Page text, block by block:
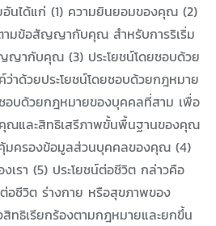
นได้แก่ (1) ความยินยอมของคุณ (2)
ามข้อสัญญากับคุณ สำหรับการริเริ่ม
ญากับคุณ (3) ประโยชน์โดยชอบด้วย
าด้วยประโยชน์โดยชอบด้วยกฎหมาย
ชอบด้วยกฎหมายของบุคคลที่สาม เพื่อ
ณและสิทธิเสรีภาพขั้นพื้นฐานของคุณ
มครองข้อมูลส่วนบุคคลของคุณ (4)
เรา (5) ประโยชน์ต่อชีวิต กล่าวคือ
อชีวิต ร่างกาย หรือสุขภาพของ
ทธิเรียกร้องตามกฎหมายและยกขึ้น